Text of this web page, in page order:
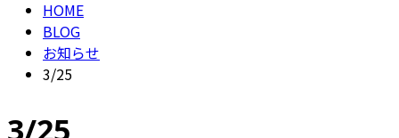
HOME
BLOG
お知らせ
3/25